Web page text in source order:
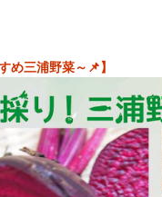
め三浦野菜～📌】